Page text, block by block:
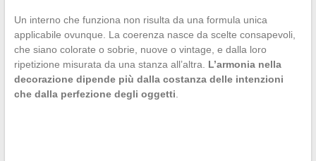
Un interno che funziona non risulta da una formula unica
applicabile ovunque. La coerenza nasce da scelte consapevoli,
che siano colorate o sobrie, nuove o vintage, e dalla loro
ripetizione misurata da una stanza all’altra. L’armonia nella
decorazione dipende più dalla costanza delle intenzioni
che dalla perfezione degli oggetti.